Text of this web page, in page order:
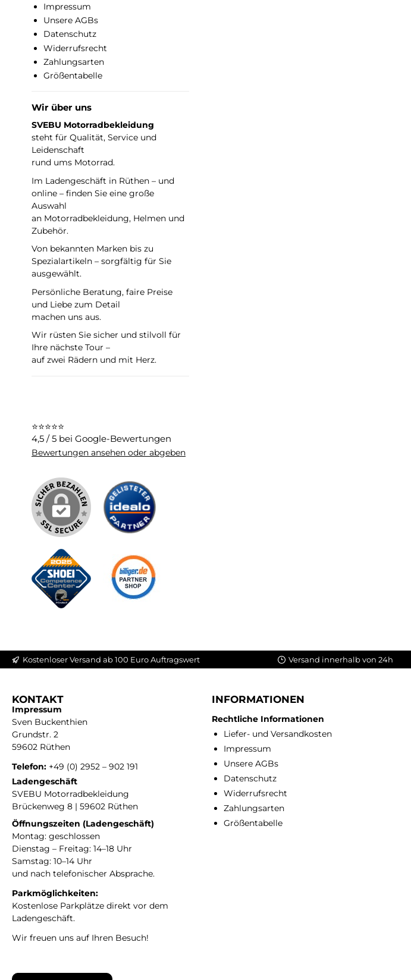
Impressum
Unsere AGBs
Datenschutz
Widerrufsrecht
Zahlungsarten
Größentabelle
Wir über uns
SVEBU Motorradbekleidung
steht für Qualität, Service und
Leidenschaft
rund ums Motorrad.
Im Ladengeschäft in Rüthen – und
online – finden Sie eine große
Auswahl
an Motorradbekleidung, Helmen und
Zubehör.
Von bekannten Marken bis zu
Spezialartikeln – sorgfältig für Sie
ausgewählt.
Persönliche Beratung, faire Preise
und Liebe zum Detail
machen uns aus.
Wir rüsten Sie sicher und stilvoll für
Ihre nächste Tour –
auf zwei Rädern und mit Herz.
⭐⭐⭐⭐⭐
4,5 / 5 bei Google-Bewertungen
Bewertungen ansehen oder abgeben
Kostenloser Versand ab 100 Euro Auftragswert Versand innerhalb von 24h
KONTAKT
Impressum
Sven Buckenthien
Grundstr. 2
59602 Rüthen
Telefon: +49 (0) 2952 – 902 191
Ladengeschäft
SVEBU Motorradbekleidung
Brückenweg 8 | 59602 Rüthen
Öffnungszeiten (Ladengeschäft)
Montag: geschlossen
Dienstag – Freitag: 14–18 Uhr
Samstag: 10–14 Uhr
und nach telefonischer Absprache.
Parkmöglichkeiten:
Kostenlose Parkplätze direkt vor dem
Ladengeschäft.
Wir freuen uns auf Ihren Besuch!
INFORMATIONEN
Rechtliche Informationen
Liefer- und Versandkosten
Impressum
Unsere AGBs
Datenschutz
Widerrufsrecht
Zahlungsarten
Größentabelle